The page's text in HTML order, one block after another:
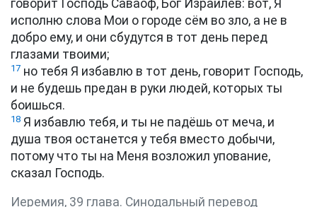
говорит Господь Саваоф, Бог Израилев: вот, Я
исполню слова Мои о городе сём во зло, а не в
добро ему, и они сбудутся в тот день перед
глазами твоими;
17 но тебя Я избавлю в тот день, говорит Господь,
и не будешь предан в руки людей, которых ты
боишься.
18 Я избавлю тебя, и ты не падёшь от меча, и
душа твоя останется у тебя вместо добычи,
потому что ты на Меня возложил упование,
сказал Господь.
Иеремия, 39 глава. Синодальный перевод